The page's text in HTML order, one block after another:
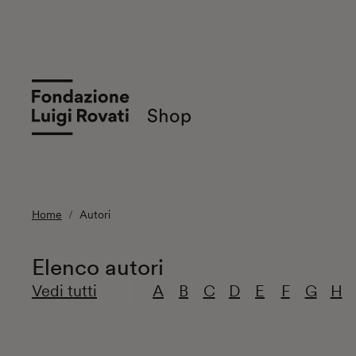
Home Autori
Elenco autori
Vedi tutti A B C D E F G H